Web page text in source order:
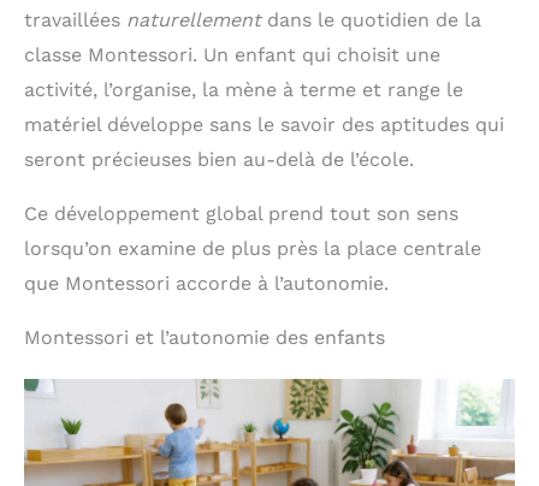
travaillées naturellementdans le quotidien de la
classe Montessori. Un enfant qui choisit une
activité, l’organise, la mène à terme et range le
matériel développe sans le savoir des aptitudes qui
seront précieuses bien au-delà de l’école.
Ce développement global prend tout son sens
lorsqu’on examine de plus près la place centrale
que Montessori accorde à l’autonomie.
Montessori et l’autonomie des enfants